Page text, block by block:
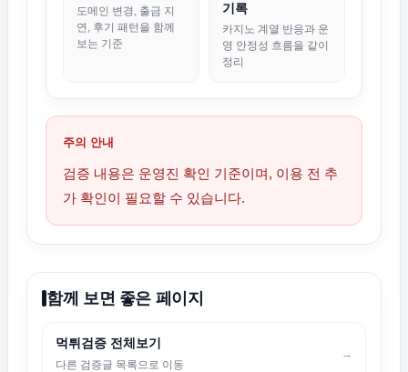
도메인 변경, 출금 지
연, 후기 패턴을 함께
보는 기준
기록
카지노 계열 반응과 운
영 안정성 흐름을 같이
정리
주의 안내
검증 내용은 운영진 확인 기준이며, 이용 전 추
가 확인이 필요할 수 있습니다.
함께 보면 좋은 페이지
먹튀검증 전체보기
다른 검증글 목록으로 이동
→